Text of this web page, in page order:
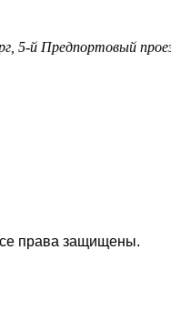
5-й Предпортовый
права защищены.